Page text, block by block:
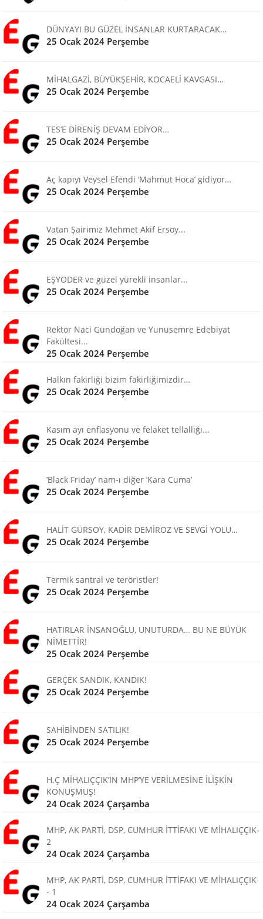
DÜNYAYI BU GÜZEL İNSANLAR KURTARACAK…
25 Ocak 2024 Perşembe
MİHALGAZİ, BÜYÜKŞEHİR, KOCAELİ KAVGASI…
25 Ocak 2024 Perşembe
TES’E DİRENİŞ DEVAM EDİYOR…
25 Ocak 2024 Perşembe
Aç kapıyı Veysel Efendi ‘Mahmut Hoca’ gidiyor…
25 Ocak 2024 Perşembe
Vatan Şairimiz Mehmet Akif Ersoy...
25 Ocak 2024 Perşembe
EŞYODER ve güzel yürekli insanlar...
25 Ocak 2024 Perşembe
Rektör Naci Gündoğan ve Yunusemre Edebiyat
Fakültesi...
25 Ocak 2024 Perşembe
Halkın fakirliği bizim fakirliğimizdir…
25 Ocak 2024 Perşembe
Kasım ayı enflasyonu ve felaket tellallığı...
25 Ocak 2024 Perşembe
’Black Friday’ nam-ı diğer ‘Kara Cuma’
25 Ocak 2024 Perşembe
HALİT GÜRSOY, KADİR DEMİRÖZ VE SEVGİ YOLU…
25 Ocak 2024 Perşembe
Termik santral ve teröristler!
25 Ocak 2024 Perşembe
HATIRLAR İNSANOĞLU, UNUTURDA… BU NE BÜYÜK
NİMETTİR!
25 Ocak 2024 Perşembe
GERÇEK SANDIK, KANDIK!
25 Ocak 2024 Perşembe
SAHİBİNDEN SATILIK!
25 Ocak 2024 Perşembe
H.Ç MİHALIÇÇIK’IN MHP’YE VERİLMESİNE İLİŞKİN
KONUŞMUŞ!
24 Ocak 2024 Çarşamba
MHP, AK PARTİ, DSP, CUMHUR İTTİFAKI VE MİHALIÇÇIK-
2
24 Ocak 2024 Çarşamba
MHP, AK PARTİ, DSP, CUMHUR İTTİFAKI VE MİHALIÇÇIK
- 1
24 Ocak 2024 Çarşamba